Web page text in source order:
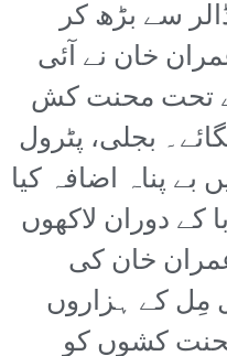
50 ارب ڈالر سے بڑھ کر
عمران خان نے آئی
تحت محنت کش
بجلی، پٹرول
پناہ اضافہ کیا
کے دوران لاکھوں
خان کی
مِل کے ہزاروں
کشوں کو